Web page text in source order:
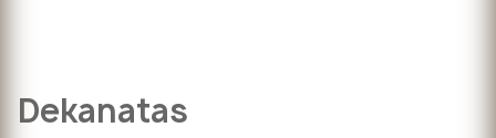
Dekanatas